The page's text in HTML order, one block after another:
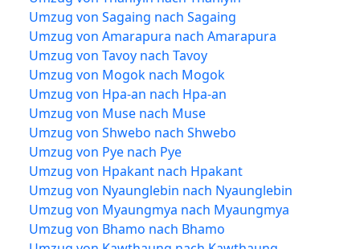
Umzug von Sagaing nach Sagaing
Umzug von Amarapura nach Amarapura
Umzug von Tavoy nach Tavoy
Umzug von Mogok nach Mogok
Umzug von Hpa-an nach Hpa-an
Umzug von Muse nach Muse
Umzug von Shwebo nach Shwebo
Umzug von Pye nach Pye
Umzug von Hpakant nach Hpakant
Umzug von Nyaunglebin nach Nyaunglebin
Umzug von Myaungmya nach Myaungmya
Umzug von Bhamo nach Bhamo